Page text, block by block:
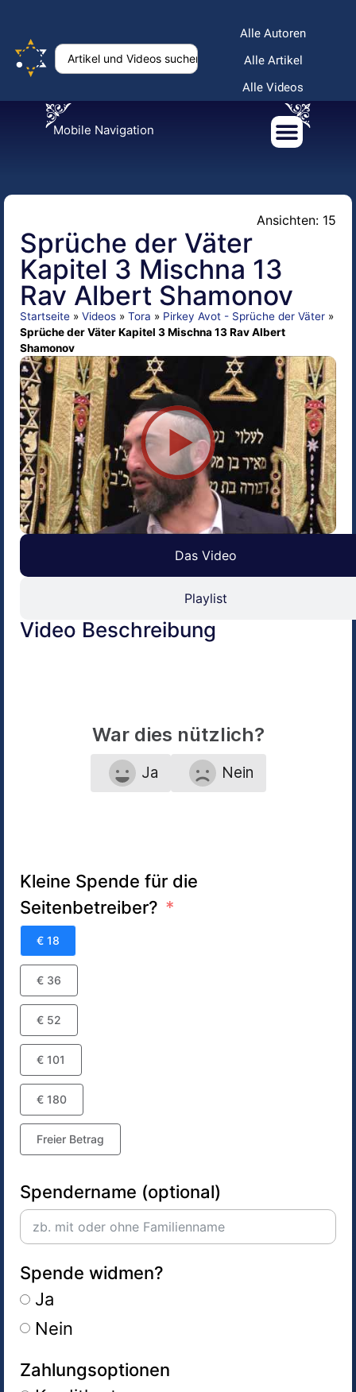
Alle Autoren
Alle Artikel
Alle Videos
Mobile Navigation
Ansichten: 15
Sprüche der Väter
Kapitel 3 Mischna 13
Rav Albert Shamonov
Startseite » Videos » Tora » Pirkey Avot - Sprüche der Väter »
Sprüche der Väter Kapitel 3 Mischna 13 Rav Albert
Shamonov
Das Video
Playlist
Video Beschreibung
War dies nützlich?
Ja Nein
Kleine Spende für die
Seitenbetreiber?
€ 18
€ 36
€ 52
€ 101
€ 180
Freier Betrag
Spendername (optional)
Spende widmen?
Ja
Nein
Zahlungsoptionen